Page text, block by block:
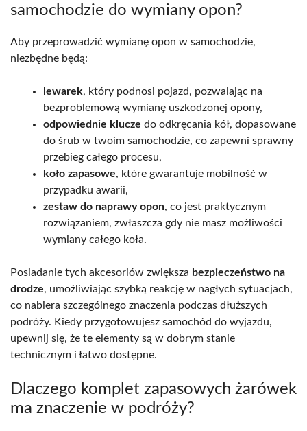
samochodzie do wymiany opon?
Aby przeprowadzić wymianę opon w samochodzie,
niezbędne będą:
lewarek, który podnosi pojazd, pozwalając na
bezproblemową wymianę uszkodzonej opony,
odpowiednie klucze do odkręcania kół, dopasowane
do śrub w twoim samochodzie, co zapewni sprawny
przebieg całego procesu,
koło zapasowe, które gwarantuje mobilność w
przypadku awarii,
zestaw do naprawy opon, co jest praktycznym
rozwiązaniem, zwłaszcza gdy nie masz możliwości
wymiany całego koła.
Posiadanie tych akcesoriów zwiększa bezpieczeństwo na
drodze, umożliwiając szybką reakcję w nagłych sytuacjach,
co nabiera szczególnego znaczenia podczas dłuższych
podróży. Kiedy przygotowujesz samochód do wyjazdu,
upewnij się, że te elementy są w dobrym stanie
technicznym i łatwo dostępne.
Dlaczego komplet zapasowych żarówek
ma znaczenie w podróży?